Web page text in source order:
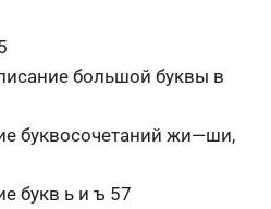
большой буквы в
буквосочетаний жи—ши,
букв ь и ъ 57